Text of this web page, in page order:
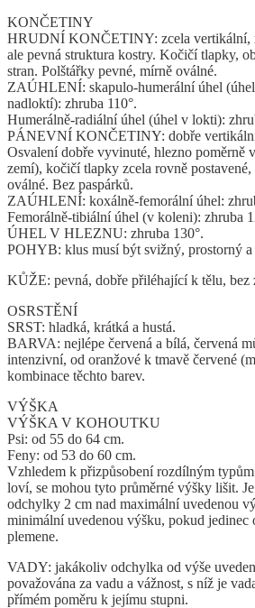
KONČETINY
HRUDNÍ KONČETINY: zcela vertikální,
ale pevná struktura kostry. Kočičí tlapky,
stran. Polštářky pevné, mírně oválné.
ZAÚHLENÍ: skapulo-humerální úhel
nadloktí): zhruba 110°.
Humerálně-radiální úhel (úhel v lokti):
PÁNEVNÍ KONČETINY: dobře
Osvalení dobře vyvinuté, hlezno poměrně
zemí), kočičí tlapky zcela rovně postavené,
oválné. Bez paspárků.
ZAÚHLENÍ: koxálně-femorální úhel:
Femorálně-tibiální úhel (v koleni): zhruba
ÚHEL V HLEZNU: zhruba 130°.
POHYB: klus musí být svižný, prostorný
KŮŽE: pevná, dobře přiléhající k tělu, bez
OSRSTĚNÍ
SRST: hladká, krátká a hustá.
BARVA: nejlépe červená a bílá, červená
intenzivní, od oranžové k tmavě červené
kombinace těchto barev.
VÝŠKA
VÝŠKA V KOHOUTKU
Psi: od 55 do 64 cm.
Feny: od 53 do 60 cm.
Vzhledem k přizpůsobení rozdílným
loví, se mohou tyto průměrné výšky lišit.
odchylky 2 cm nad maximální uvedenou
minimální uvedenou výšku, pokud jedinec
plemene.
VADY: jakákoliv odchylka od výše
považována za vadu a vážnost, s níž je
přímém poměru k jejímu stupni.